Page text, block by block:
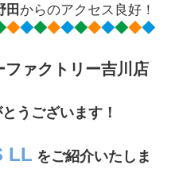
田 からのアクセス良好！
◆◆◆◆◆◆◆◆◆◆◆
ファクトリー吉川店
うございます！
LL をご紹介いたしま